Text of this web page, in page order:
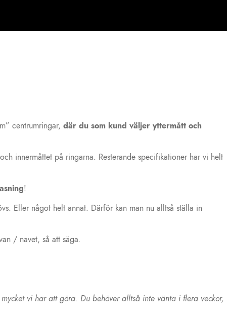
centrumringar, där du som kund väljer yttermått och
innermåttet på ringarna. Resterande specifikationer har vi helt
!
Eller något helt annat. Därför kan man nu alltså ställa in
/ navet, så att säga.
vi har att göra. Du behöver alltså inte vänta i flera veckor,